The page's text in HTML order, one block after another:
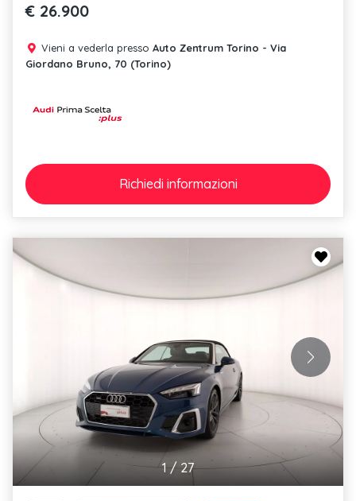
€ 26.900
Vieni a vederla presso Auto Zentrum Torino - Via
Giordano Bruno, 70 (Torino)
Richiedi informazioni
1/ 27